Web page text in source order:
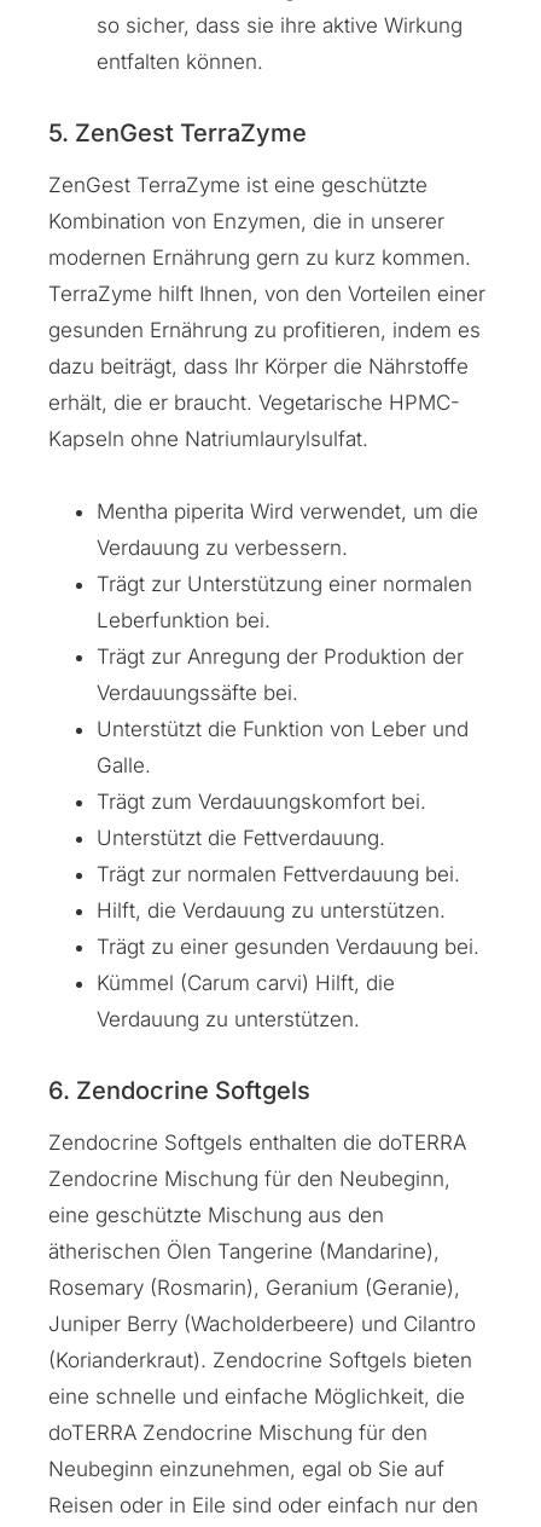
so sicher, dass sie ihre aktive Wirkung
entfalten können.
5. ZenGest TerraZyme
ZenGest TerraZyme ist eine geschützte
Kombination von Enzymen, die in unserer
modernen Ernährung gern zu kurz kommen.
TerraZyme hilft Ihnen, von den Vorteilen einer
gesunden Ernährung zu profitieren, indem es
dazu beiträgt, dass Ihr Körper die Nährstoffe
erhält, die er braucht. Vegetarische HPMC-
Kapseln ohne Natriumlaurylsulfat.
Mentha piperita Wird verwendet, um die
Verdauung zu verbessern.
Trägt zur Unterstützung einer normalen
Leberfunktion bei.
Trägt zur Anregung der Produktion der
Verdauungssäfte bei.
Unterstützt die Funktion von Leber und
Galle.
Trägt zum Verdauungskomfort bei.
Unterstützt die Fettverdauung.
Trägt zur normalen Fettverdauung bei.
Hilft, die Verdauung zu unterstützen.
Trägt zu einer gesunden Verdauung bei.
Kümmel (Carum carvi) Hilft, die
Verdauung zu unterstützen.
6. Zendocrine Softgels
Zendocrine Softgels enthalten die doTERRA
Zendocrine Mischung für den Neubeginn,
eine geschützte Mischung aus den
ätherischen Ölen Tangerine (Mandarine),
Rosemary (Rosmarin), Geranium (Geranie),
Juniper Berry (Wacholderbeere) und Cilantro
(Korianderkraut). Zendocrine Softgels bieten
eine schnelle und einfache Möglichkeit, die
doTERRA Zendocrine Mischung für den
Neubeginn einzunehmen, egal ob Sie auf
Reisen oder in Eile sind oder einfach nur den